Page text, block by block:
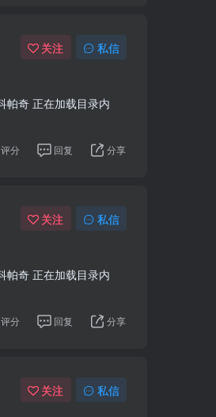
关注 私信
帕奇 正在加载目录内
评分 回复 分享
关注 私信
帕奇 正在加载目录内
评分 回复 分享
关注 私信